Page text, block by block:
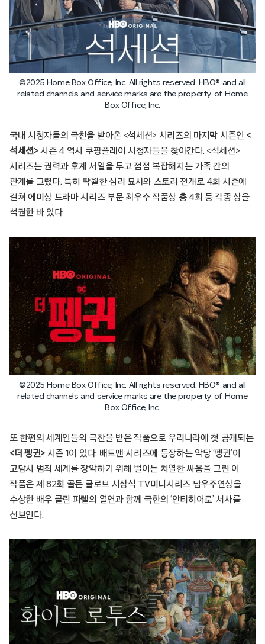
©2025 Home Box Office, Inc. All rights reserved. HBO® and all
related channels and service marks are the property of Home
Box Office, Inc.
국내 시청자들의 극찬을 받아온 <석세션> 시리즈의 마지막 시즌인 <
석세션>시즌 4 역시 쿠팡플레이 시청자들을 찾아간다. <석세션>
시리즈는 권력과 후계 서열을 두고 점점 복잡해지는 가족 간의
관계를 그렸다. 특히 탁월한 심리 묘사와 스토리 전개로 4회 시즌에
걸쳐 에미상 드라마 시리즈 부문 최우수 작품상 총 4회 등 각종 상을
석권한 바 있다.
©2025 Home Box Office, Inc. All rights reserved. HBO® and all
related channels and service marks are the property of Home
Box Office, Inc.
또 한편의 세계인들의 극찬을 받은 작품으로 우리나라에 첫 공개되는
<더 펭귄> 시즌 1이 있다. 배트맨 시리즈에 등장하는 악당 ‘펭귄’이
고담시 범죄 세계를 장악하기 위해 벌이는 치열한 싸움을 그린 이
작품은 제 82회 골든 글로브 시상식 TV미니시리즈 남우주연상을
수상한 배우 콜린 파렐의 열연과 함께 극한의 ‘안티히어로’ 서사를
선보인다.